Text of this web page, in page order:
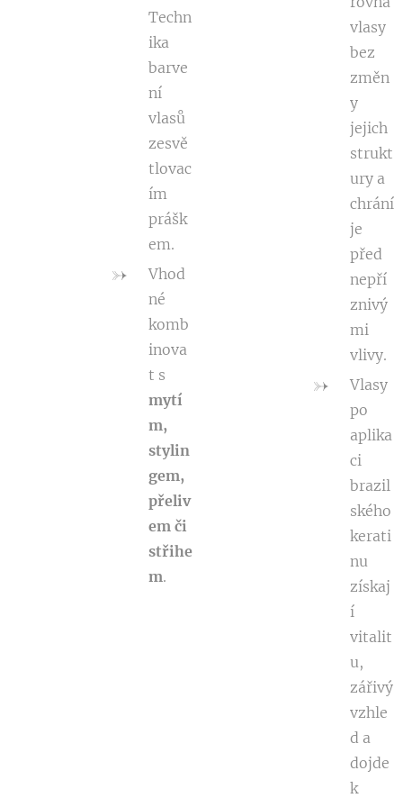
Techn
ika
barve
ní
vlasů
zesvě
tlovac
ím
prášk
em.
Vhod
né
komb
inova
t s
mytí
m,
stylin
gem,
přeliv
em či
střihe
m.
vlasy
bez
změn
y
jejich
strukt
ury a
chrání
je
před
nepří
znivý
mi
vlivy.
Vlasy
po
aplika
ci
brazil
ského
kerati
nu
získaj
í
vitalit
u,
zářivý
vzhle
d a
dojde
k